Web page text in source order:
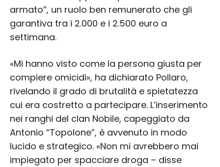
armato”, un ruolo ben remunerato che gli
garantiva tra i 2.000 e i 2.500 euro a
settimana.
«Mi hanno visto come la persona giusta per
compiere omicidi», ha dichiarato Pollaro,
rivelando il grado di brutalità e spietatezza
cui era costretto a partecipare. L’inserimento
nei ranghi del clan Nobile, capeggiato da
Antonio “Topolone”, è avvenuto in modo
lucido e strategico. «Non mi avrebbero mai
impiegato per spacciare droga – disse